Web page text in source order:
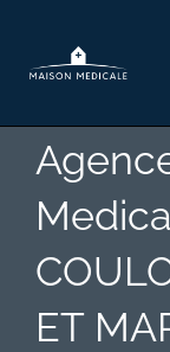
contenu
Faire
Clients
ET